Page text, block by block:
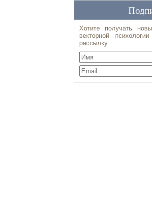
Хотите получать
векторной
рассылку.